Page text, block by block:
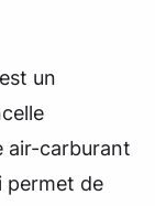
un
air-carburant
permet de